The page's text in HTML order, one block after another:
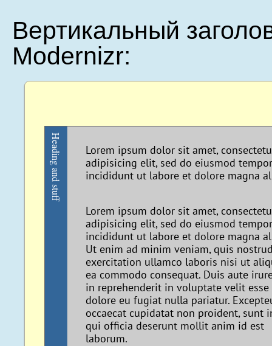
Вертикальный
Modernizr:
Heading and stuff
Lorem ipsum dolor sit amet,
adipisicing elit, sed do eiusmod tempor
incididunt ut labore et dolore magna
Lorem ipsum dolor sit amet,
adipisicing elit, sed do eiusmod tempor
incididunt ut labore et dolore magna
Ut enim ad minim veniam, quis
exercitation ullamco laboris nisi ut
ea commodo consequat. Duis aute
in reprehenderit in voluptate velit
dolore eu fugiat nulla pariatur.
occaecat cupidatat non proident, sunt
qui officia deserunt mollit anim id est
laborum.